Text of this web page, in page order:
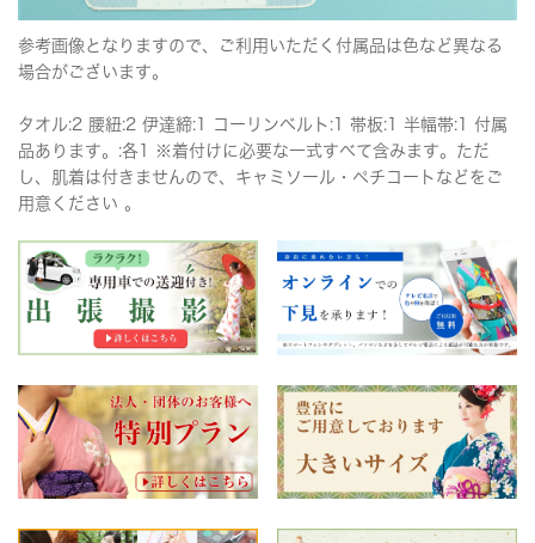
参考画像となりますので、ご利用いただく付属品は色など異なる
場合がございます。
タオル:2 腰紐:2 伊達締:1 コーリンベルト:1 帯板:1 半幅帯:1 付属
品あります。:各1 ※着付けに必要な一式すべて含みます。ただ
し、肌着は付きませんので、キャミソール・ペチコートなどをご
用意ください 。